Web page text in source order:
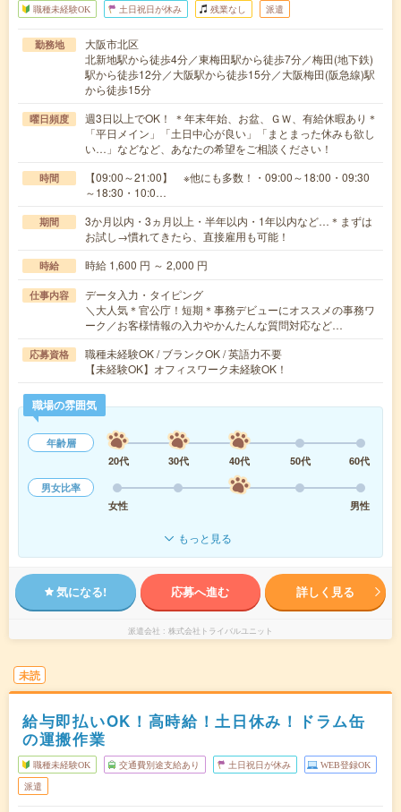
職種未経験OK 土日祝日が休み 残業なし 派遣
勤務地
大阪市北区
北新地駅から徒歩4分／東梅田駅から徒歩7分／梅田(地下鉄)
駅から徒歩12分／大阪駅から徒歩15分／大阪梅田(阪急線)駅
から徒歩15分
曜日頻度
週3日以上でOK！ ＊年末年始、お盆、ＧＷ、有給休暇あり＊
「平日メイン」「土日中心が良い」「まとまった休みも欲し
い…」などなど、あなたの希望をご相談ください！
時間
【09:00～21:00】 ※他にも多数！・09:00～18:00・09:30
～18:30・10:0…
期間
3か月以内・3ヵ月以上・半年以内・1年以内など…＊まずは
お試し→慣れてきたら、直接雇用も可能！
時給 時給 1,600 円 ～ 2,000 円
仕事内容
データ入力・タイピング
＼大人気＊官公庁！短期＊事務デビューにオススメの事務ワ
ーク／お客様情報の入力やかんたんな質問対応など…
応募資格
職種未経験OK / ブランクOK / 英語力不要
【未経験OK】オフィスワーク未経験OK！
職場の雰囲気
年齢層
20代
30代 40代 50代
60代
男女比率
女性
男性
もっと見る
気になる! 応募へ進む 詳しく見る
派遣会社 株式会社トライバルユニット
未読
給与即払いOK！高時給！土日休み！ドラム缶
の運搬作業
職種未経験OK 交通費別途支給あり 土日祝日が休み WEB登録OK
派遣